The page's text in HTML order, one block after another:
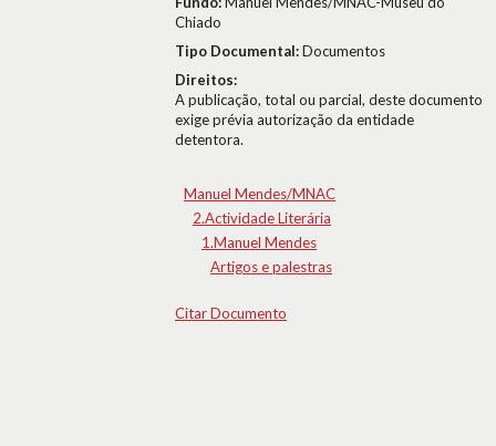
Chiado
Tipo Documental:Documentos
Direitos:
A publicação, total ou parcial, deste documento
exige prévia autorização da entidade
detentora.
Manuel Mendes/MNAC
2.Actividade Literária
1.Manuel Mendes
Artigos e palestras
Citar Documento